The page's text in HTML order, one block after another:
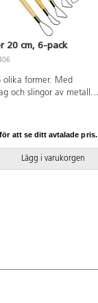
20 cm, 6-pack
olika former. Med
och slingor av metall.
att se ditt avtalade pris.
Lägg i varukorgen